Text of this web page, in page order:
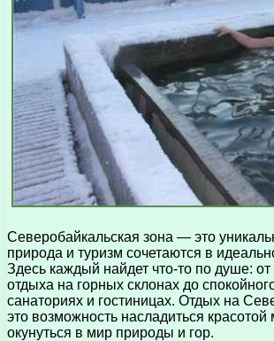
Северобайкальская зона — это
природа и туризм сочетаются в
Здесь каждый найдет что-то по душе: от
отдыха на горных склонах до
санаториях и гостиницах. Отдых на
это возможность насладиться красотой
окунуться в мир природы и гор.